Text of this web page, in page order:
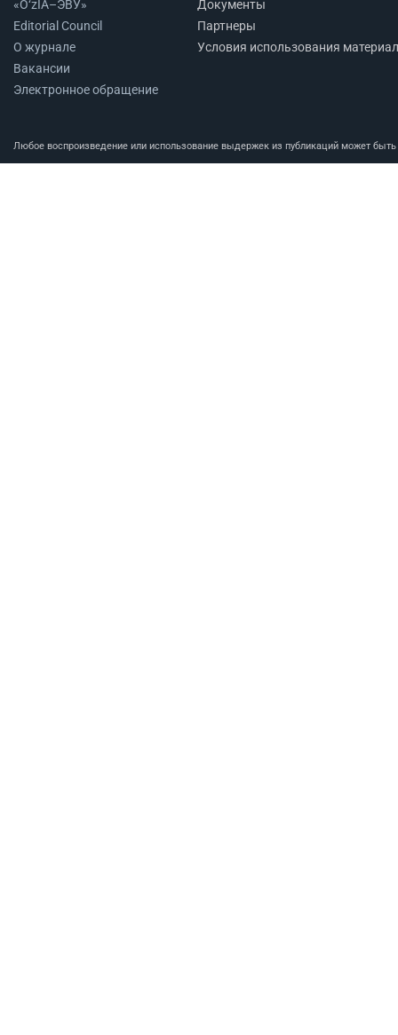
«O‘zIA–ЭВУ»
Editorial Council
О журнале
Вакансии
Электронное обращение
Документы
Партнеры
Условия использования
Любое воспроизведение или использование выдержек из публикаций может